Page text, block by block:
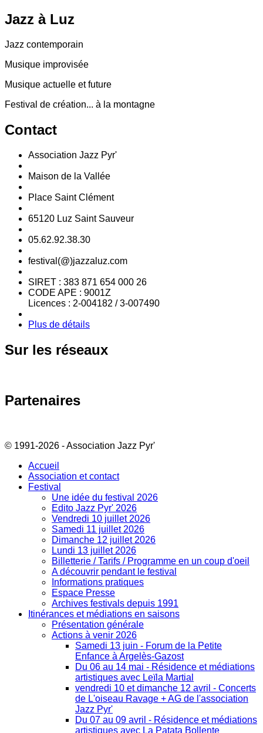
Jazz à Luz
Jazz contemporain
Musique improvisée
Musique actuelle et future
Festival de création... à la montagne
Contact
Association Jazz Pyr'
Maison de la Vallée
Place Saint Clément
65120 Luz Saint Sauveur
05.62.92.38.30
festival(@)jazzaluz.com
SIRET : 383 871 654 000 26
CODE APE : 9001Z
Licences : 2-004182 / 3-007490
Plus de détails
Sur les réseaux
Partenaires
© 1991-2026 - Association Jazz Pyr'
Accueil
Association et contact
Festival
Une idée du festival 2026
Edito Jazz Pyr' 2026
Vendredi 10 juillet 2026
Samedi 11 juillet 2026
Dimanche 12 juillet 2026
Lundi 13 juillet 2026
Billetterie / Tarifs / Programme en un coup d'oeil
A découvrir pendant le festival
Informations pratiques
Espace Presse
Archives festivals depuis 1991
Itinérances et médiations en saisons
Présentation générale
Actions à venir 2026
Samedi 13 juin - Forum de la Petite
Enfance à Argelès-Gazost
Du 06 au 14 mai - Résidence et médiations
artistiques avec Leïla Martial
vendredi 10 et dimanche 12 avril - Concerts
de L'oiseau Ravage + AG de l'association
Jazz Pyr'
Du 07 au 09 avril - Résidence et médiations
artistiques avec La Patata Bollente